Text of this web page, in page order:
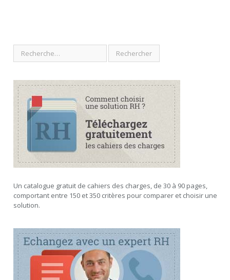
Un catalogue gratuit de cahiers des charges, de 30 à 90 pages,
comportant entre 150 et 350 critères pour comparer et choisir une
solution.